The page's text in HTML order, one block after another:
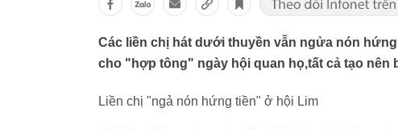
Các liền chị hát dưới thuyền vẫn ngửa nón
cho "hợp tông" ngày hội quan họ,tất cả tạo nên
Liền chị "ngả nón hứng tiền" ở hội Lim